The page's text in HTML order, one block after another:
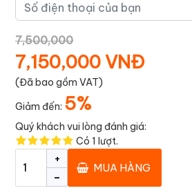
7,500,000
7,150,000 VNĐ
(Đã bao gồm VAT)
Giảm đến: 5%
Quý khách vui lòng đánh giá:
Có 1 lượt.
-
+
MUA HÀNG